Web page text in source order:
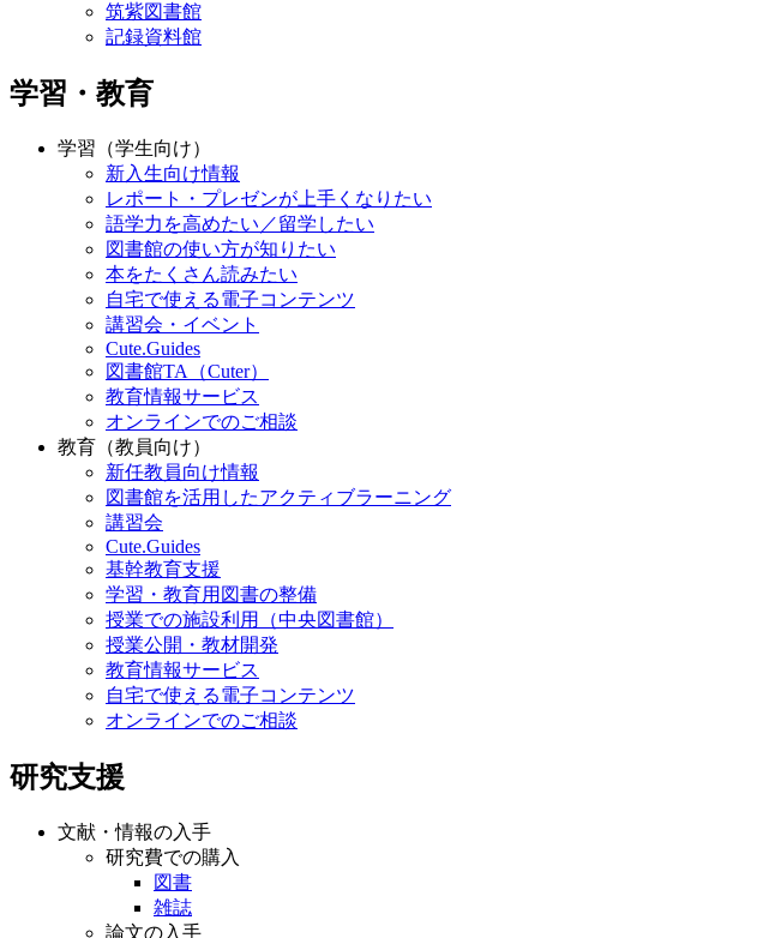
筑紫図書館
記録資料館
学習・教育
学習（学生向け）
新入生向け情報
レポート・プレゼンが上手くなりたい
語学力を高めたい／留学したい
図書館の使い方が知りたい
本をたくさん読みたい
自宅で使える電子コンテンツ
講習会・イベント
Cute.Guides
図書館TA（Cuter）
教育情報サービス
オンラインでのご相談
教育（教員向け）
新任教員向け情報
図書館を活用したアクティブラーニング
講習会
Cute.Guides
基幹教育支援
学習・教育用図書の整備
授業での施設利用（中央図書館）
授業公開・教材開発
教育情報サービス
自宅で使える電子コンテンツ
オンラインでのご相談
研究支援
文献・情報の入手
研究費での購入
図書
雑誌
論文の入手